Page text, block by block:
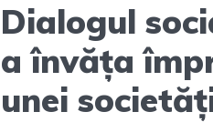
Dialogul
a învăța
unei